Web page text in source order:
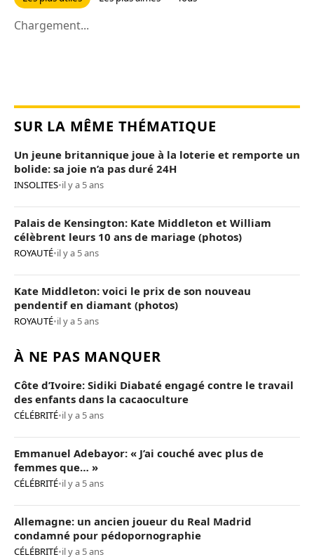
Chargement...
SUR LA MÊME THÉMATIQUE
Un jeune britannique joue à la loterie et remporte un
bolide: sa joie n’a pas duré 24H
INSOLITES•il y a 5 ans
Palais de Kensington: Kate Middleton et William
célèbrent leurs 10 ans de mariage (photos)
ROYAUTÉ•il y a 5 ans
Kate Middleton: voici le prix de son nouveau
pendentif en diamant (photos)
ROYAUTÉ•il y a 5 ans
À NE PAS MANQUER
Côte d’Ivoire: Sidiki Diabaté engagé contre le travail
des enfants dans la cacaoculture
CÉLÉBRITÉ•il y a 5 ans
Emmanuel Adebayor: « J’ai couché avec plus de
femmes que… »
CÉLÉBRITÉ•il y a 5 ans
Allemagne: un ancien joueur du Real Madrid
condamné pour pédopornographie
CÉLÉBRITÉ•il y a 5 ans